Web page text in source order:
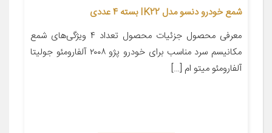
شمع خودرو دنسو مدل IK22 بسته 4 عددی
معرفی محصول جزئیات محصول تعداد ۴ ویژگی‌های شمع
مکانیسم سرد مناسب برای خودرو پژو ۲۰۰۸ آلفارومئو جولیتا
آلفارومئو میتو ام […]